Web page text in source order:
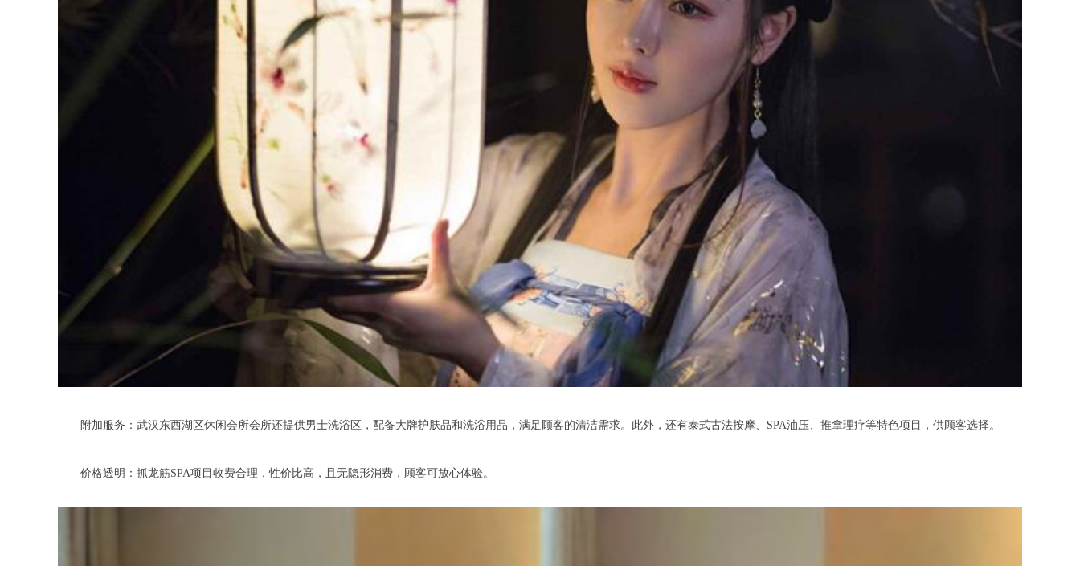
附加服务：武汉东西湖区休闲会所会所还提供男士洗浴区，配备大牌护肤品和洗浴用品，满足顾客的清洁需求。此外，还有泰式古法按摩、SPA油压、推拿理疗等特色项目，供顾客选择。
价格透明：抓龙筋SPA项目收费合理，性价比高，且无隐形消费，顾客可放心体验。